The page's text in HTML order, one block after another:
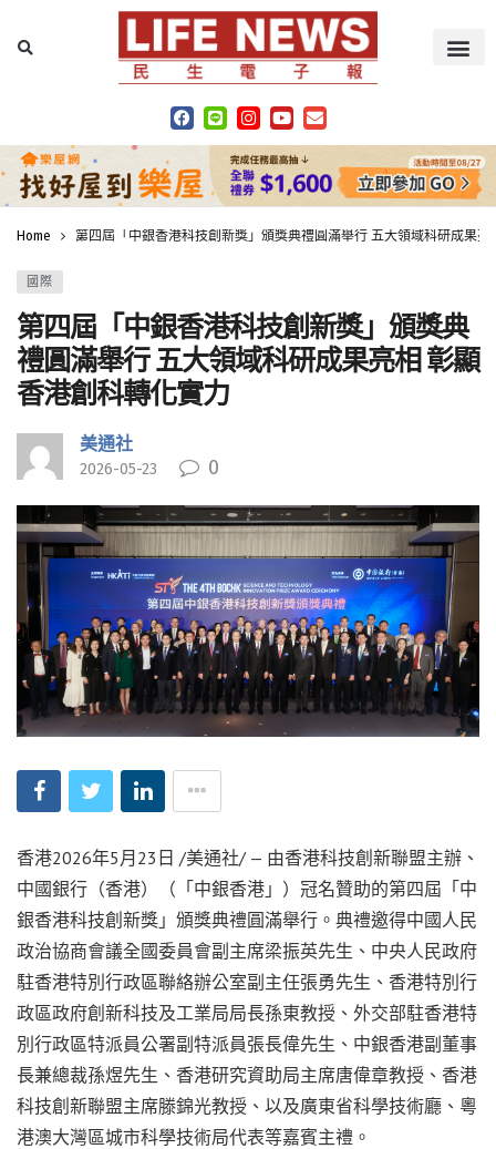
Home 第四屆「中銀香港科技創新獎」頒獎典禮圓滿舉行 五大領域科研成果
國際
第四屆「中銀香港科技創新獎」頒獎典
禮圓滿舉行 五大領域科研成果亮相 彰顯
香港創科轉化實力
美通社
2026-05-23 0
香港2026年5月23日 /美通社/ — 由香港科技創新聯盟主辦、
中國銀行（香港）（「中銀香港」）冠名贊助的第四屆「中
銀香港科技創新獎」頒獎典禮圓滿舉行。典禮邀得中國人民
政治協商會議全國委員會副主席梁振英先生、中央人民政府
駐香港特別行政區聯絡辦公室副主任張勇先生、香港特別行
政區政府創新科技及工業局局長孫東教授、外交部駐香港特
別行政區特派員公署副特派員張長偉先生、中銀香港副董事
長兼總裁孫煜先生、香港研究資助局主席唐偉章教授、香港
科技創新聯盟主席滕錦光教授、以及廣東省科學技術廳、粵
港澳大灣區城市科學技術局代表等嘉賓主禮。